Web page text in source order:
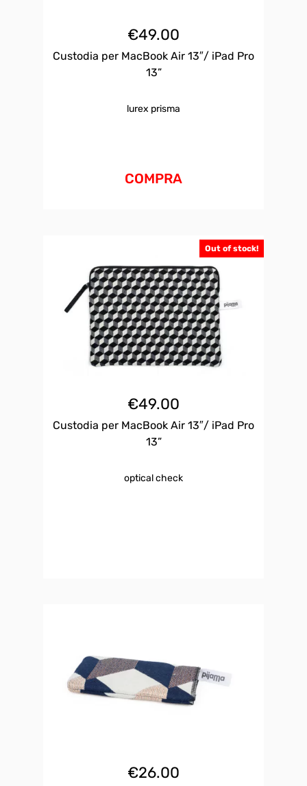
€49.00
Custodia per MacBook Air 13″/ iPad Pro
13”
lurex prisma
COMPRA
Out of stock!
€49.00
Custodia per MacBook Air 13″/ iPad Pro
13”
optical check
€26.00